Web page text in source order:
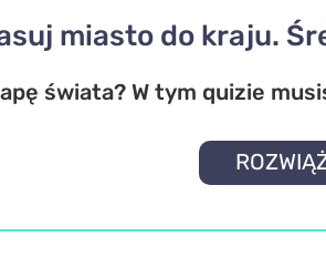
miasto do kraju.
świata? W tym quizie